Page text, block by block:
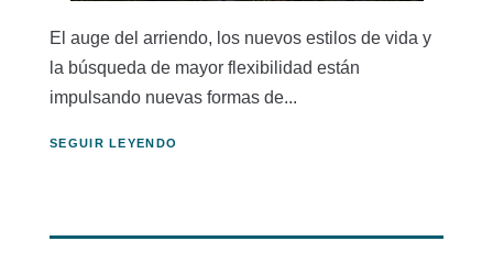
El auge del arriendo, los nuevos estilos de vida y
la búsqueda de mayor flexibilidad están
impulsando nuevas formas de...
SEGUIR LEYENDO